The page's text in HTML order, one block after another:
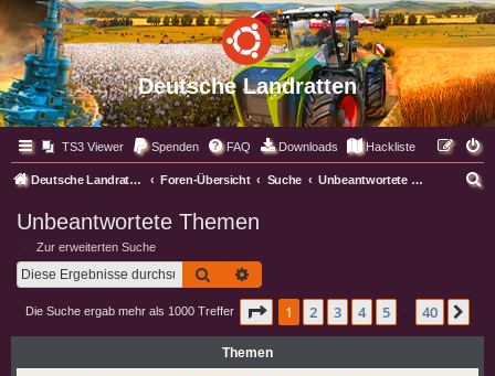
Deutsche Landratten
TS3 Viewer Spenden FAQ Downloads Hackliste
Deutsche Landratten Foren-Übersicht Suche Unbeantwortete Themen
Unbeantwortete Themen
Zur erweiterten Suche
Suche
Die Suche ergab mehr als 1000 Treffer Seite 1von 40
1 2 3 4 5 40
Themen